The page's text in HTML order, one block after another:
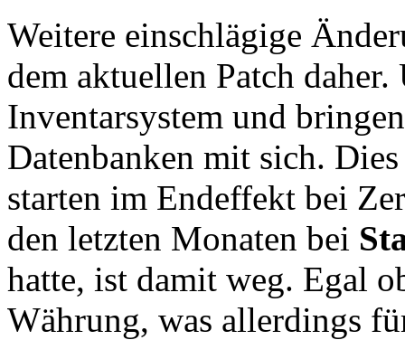
Weitere einschlägige
dem aktuellen Patch daher.
Inventarsystem und
Datenbanken mit sich.
starten im Endeffekt bei
den letzten Monaten bei
hatte, ist damit weg. Egal
Währung, was allerdings